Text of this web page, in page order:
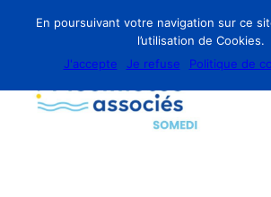
En poursuivant votre navigation sur ce
l’utilisation de Cookies.
J'accepte
Je refuse Politique de